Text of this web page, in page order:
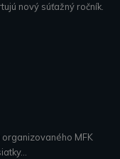
nový súťažný ročník.
MFK